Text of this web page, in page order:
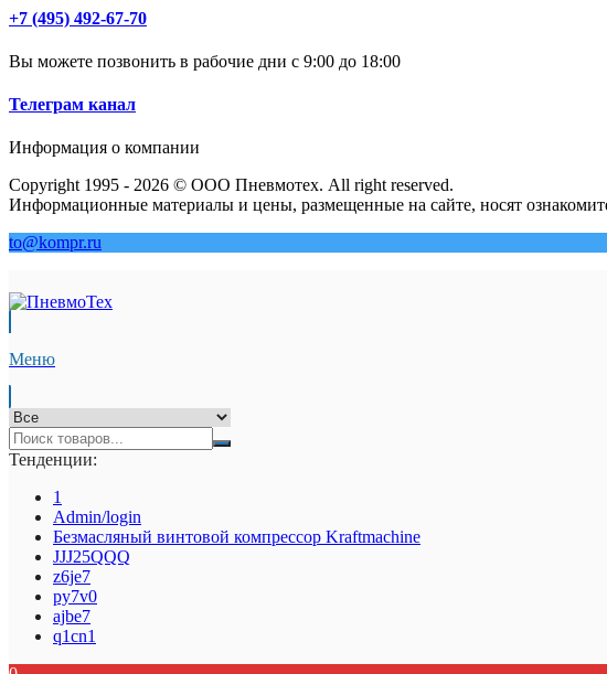
+7 (495) 492-67-70
Вы можете позвонить в рабочие дни с 9:00 до 18:00
Телеграм канал
Информация о компании
Copyright 1995 - 2026 © ООО Пневмотех. All right reserved.
Информационные материалы и цены, размещенные на сайте, носят
to@kompr.ru
Меню
Тенденции:
1
Admin/login
Безмасляный винтовой компрессор Kraftmaсhine
JJJ25QQQ
z6je7
py7v0
ajbe7
q1cn1